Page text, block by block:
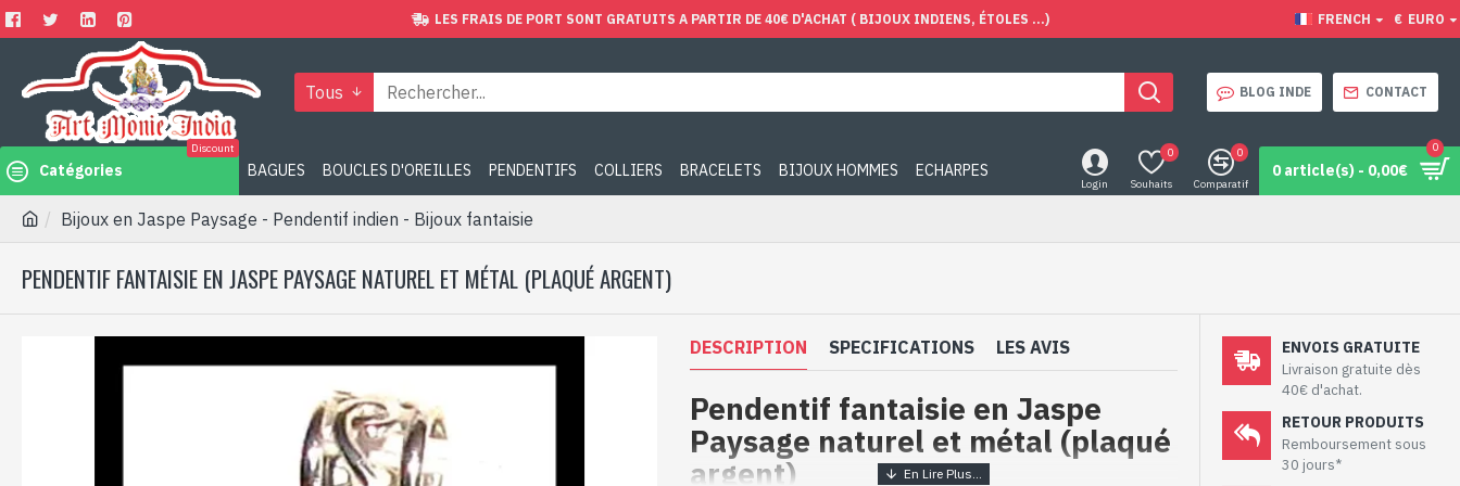
LES FRAIS DE PORT SONT GRATUITS A PARTIR DE 40€ D'ACHAT ( BIJOUX INDIENS, ÉTOLES ...) FRENCH € EURO
Tous BLOG INDE CONTACT
Catégories
Discount
BAGUES BOUCLES D'OREILLES PENDENTIFS COLLIERS BRACELETS BIJOUX HOMMES ECHARPES
Login Souhaits
0
Comparatif
0
0 article(s) - 0,00€
0
Bijoux en Jaspe Paysage - Pendentif indien - Bijoux fantaisie
PENDENTIF FANTAISIE EN JASPE PAYSAGE NATUREL ET MÉTAL (PLAQUÉ ARGENT)
DESCRIPTION SPECIFICATIONS LES AVIS
Pendentif fantaisie en Jaspe
Paysage naturel et métal (plaqué
argent)
ENVOIS GRATUITE
Livraison gratuite dès
40€ d'achat.
RETOUR PRODUITS
Remboursement sous
30 jours*